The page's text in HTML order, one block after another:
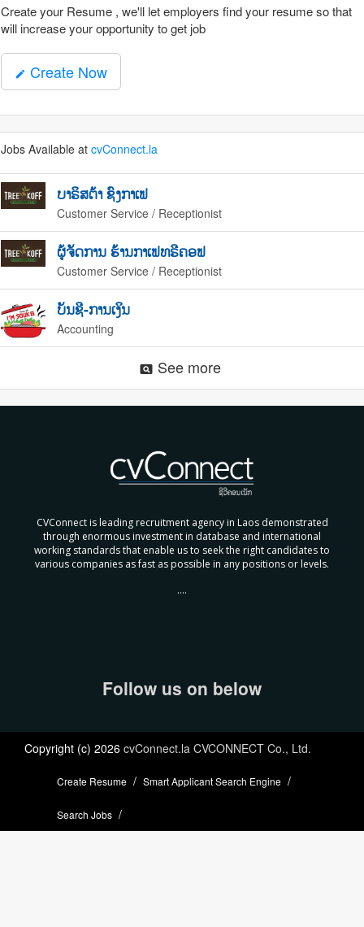
Create your Resume , we'll let employers find your resume so that
will increase your opportunity to get job
mode_edit Create Now
Jobs Available at cvConnect.la
ບາຣິສຕ້າ ຊົງກາເຟ
Customer Service / Receptionist
ຜູ້ຈັດການ ຮ້ານກາເຟທຣີຄອຟ
Customer Service / Receptionist
ບັນຊີ-ການເງິນ
Accounting
pageview See more
CVConnect is leading recruitment agency in Laos demonstrated
through enormous investment in database and international
working standards that enable us to seek the right candidates to
various companies as fast as possible in any positions or levels.
....
Follow us on below
Copyright (c) 2026 cvConnect.la CVCONNECT Co., Ltd.
Create Resume Smart Applicant Search Engine
Search Jobs